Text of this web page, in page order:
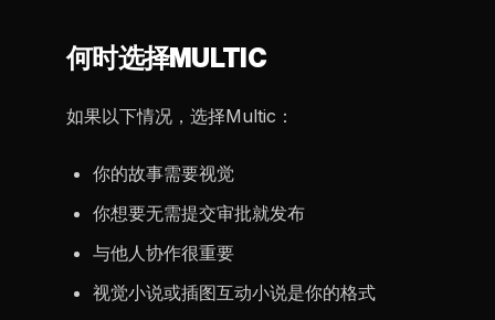
何时选择MULTIC
如果以下情况，选择Multic：
你的故事需要视觉
你想要无需提交审批就发布
与他人协作很重要
视觉小说或插图互动小说是你的格式